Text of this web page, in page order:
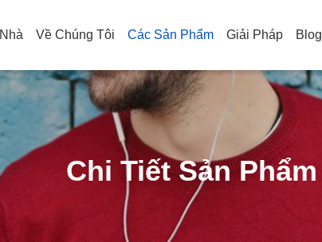
Nhà Về Chúng Tôi Các Sản Phẩm Giải Pháp Blog
Chi Tiết Sản Phẩm